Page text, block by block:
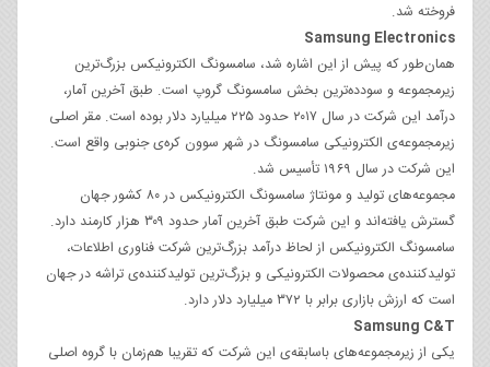
فروخته شد.
Samsung Electronics
همان‌طور که پیش از این اشاره شد، سامسونگ الکترونیکس بزرگ‌ترین
زیرمجموعه و سودده‌ترین بخش سامسونگ گروپ است. طبق آخرین آمار،
درآمد این شرکت در سال ۲۰۱۷ حدود ۲۲۵ میلیارد دلار بوده است. مقر اصلی
زیرمجموعه‌ی الکترونیکی سامسونگ در شهر سوون کره‌ی جنوبی واقع است.
این شرکت در سال ۱۹۶۹ تأسیس شد.
مجموعه‌های تولید و مونتاژ سامسونگ الکترونیکس در ۸۰ کشور جهان
گسترش یافته‌اند و این شرکت طبق آخرین آمار حدود ۳۰۹ هزار کارمند دارد.
سامسونگ الکترونیکس از لحاظ درآمد بزرگ‌ترین شرکت فناوری اطلاعات،
تولیدکننده‌ی محصولات الکترونیکی و بزرگ‌ترین تولیدکننده‌ی تراشه در جهان
است که ارزش بازاری برابر با ۳۷۲ میلیارد دلار دارد.
Samsung C&T
یکی از زیرمجموعه‌های باسابقه‌ی این شرکت که تقریبا هم‌زمان با گروه اصلی